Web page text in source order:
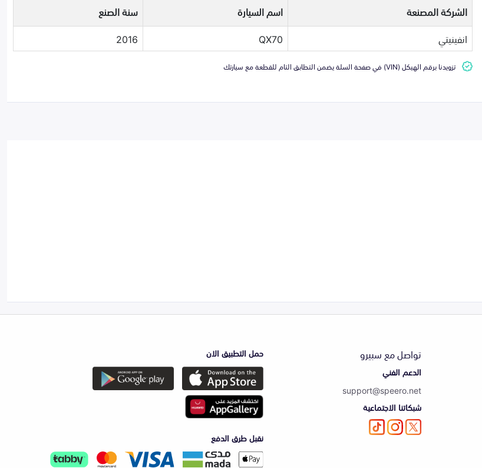
الشركة المصنعة اسم السيارة
سنة الصنع
انفينيتي
QX70
2016
تزويدنا برقم الهيكل (VIN) في صفحة السلة يضمن التطابق التام للقطعة مع سيارتك
تواصل مع سبيرو
الدعم الفني
support@speero.net
شبكاتنا الاجتماعية
حمل التطبيق الان
نقبل طرق الدفع